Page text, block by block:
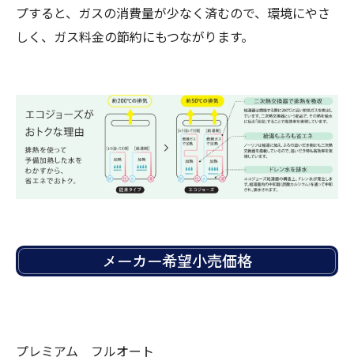
プすると、ガスの消費量が少なく済むので、環境にやさ
しく、ガス料金の節約にもつながります。
メーカー希望小売価格
プレミアム フルオート